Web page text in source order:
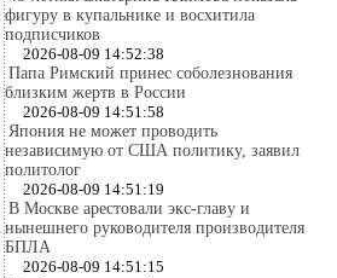
фигуру в купальнике и восхитила
подписчиков
2026-08-09 14:52:38
Папа Римский принес соболезнования
близким жертв в России
2026-08-09 14:51:58
Япония не может проводить
независимую от США политику, заявил
политолог
2026-08-09 14:51:19
В Москве арестовали экс-главу и
нынешнего руководителя производителя
БПЛА
2026-08-09 14:51:15